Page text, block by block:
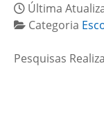
Última
Categoria
Pesquisas